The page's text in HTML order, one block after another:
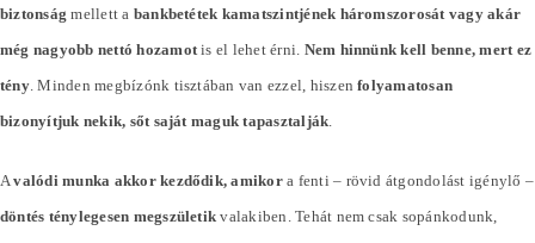
biztonság mellett a bankbetétek kamatszintjének háromszorosát vagy akár
még nagyobb nettó hozamotis el lehet érni. Nem hinnünk kell benne, mert ez
tény. Minden megbízónk tisztában van ezzel, hiszenfolyamatosan
bizonyítjuk nekik, sőt saját maguk tapasztalják
Avalódi munka akkor kezdődik, amikora fenti – rövid átgondolást igénylő –
döntés ténylegesen megszületik valakiben. Tehát nem csak sopánkodunk,